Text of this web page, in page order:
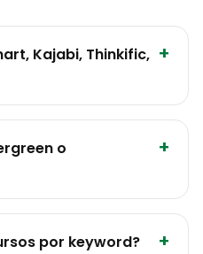
Kajabi, Thinkific, +
o
+
por keyword? +